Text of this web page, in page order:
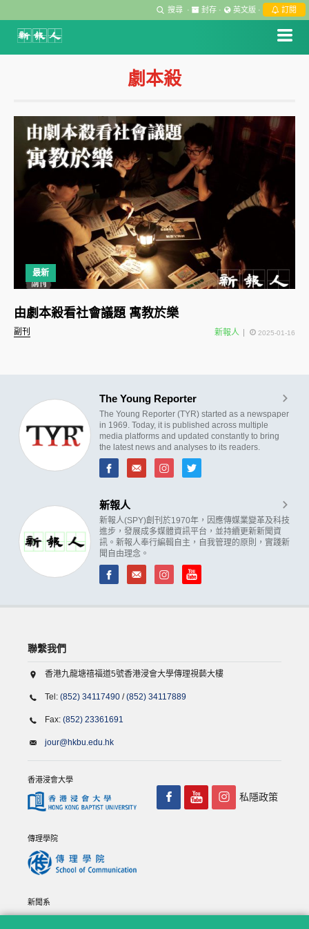
搜尋 · 封存 · 英文版 · 訂閱
劇本殺
最新
副刊
由劇本殺看社會議題 寓教於樂
新報人 2025-01-16
The Young Reporter
The Young Reporter (TYR) started as a newspaper
in 1969. Today, it is published across multiple
media platforms and updated constantly to bring
the latest news and analyses to its readers.
新報人
新報人(SPY)創刊於1970年，因應傳媒業變革及科技
進步，發展成多媒體資訊平台，並持續更新新聞資
訊。新報人奉行編輯自主，自我管理的原則，實踐新
聞自由理念。
聯繫我們
香港九龍塘禧福道5號香港浸會大學傳理視藝大樓
Tel: (852) 34117490 /(852) 34117889
Fax: (852) 23361691
jour@hkbu.edu.hk
香港浸會大學
傳理學院
新聞系
私隱政策